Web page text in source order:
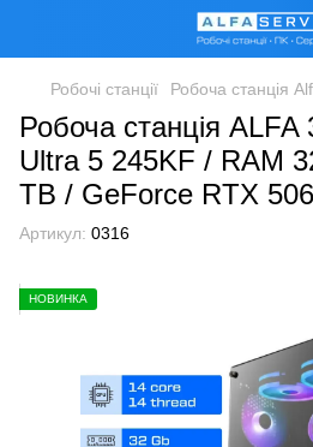
Робочі станції Робоча станція
Робоча станція
Ultra 5 245KF / RAM
TB / GeForce RTX
Артикул: 0316
НОВИНКА